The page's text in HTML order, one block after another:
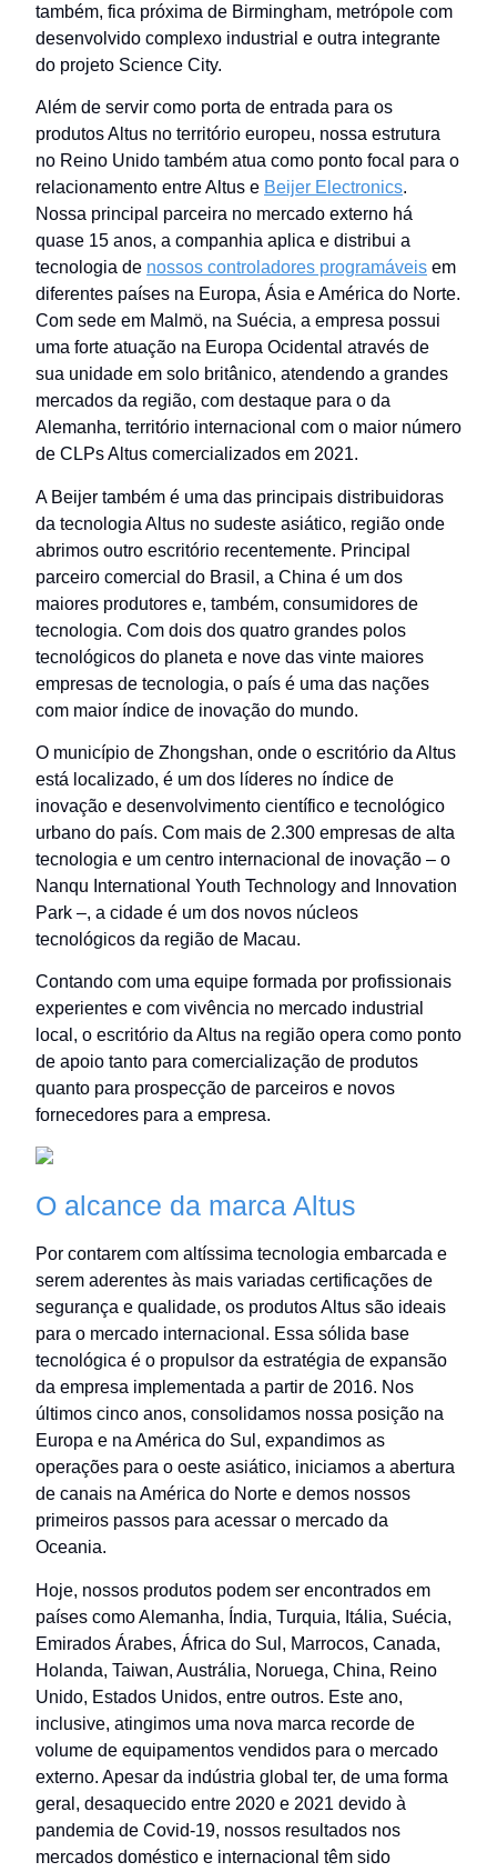
também, fica próxima de Birmingham, metrópole com
desenvolvido complexo industrial e outra integrante
do projeto Science City.
Além de servir como porta de entrada para os
produtos Altus no território europeu, nossa estrutura
no Reino Unido também atua como ponto focal para o
relacionamento entre Altus e Beijer Electronics.
Nossa principal parceira no mercado externo há
quase 15 anos, a companhia aplica e distribui a
tecnologia de nossos controladores programáveis em
diferentes países na Europa, Ásia e América do Norte.
Com sede em Malmö, na Suécia, a empresa possui
uma forte atuação na Europa Ocidental através de
sua unidade em solo britânico, atendendo a grandes
mercados da região, com destaque para o da
Alemanha, território internacional com o maior número
de CLPs Altus comercializados em 2021.
A Beijer também é uma das principais distribuidoras
da tecnologia Altus no sudeste asiático, região onde
abrimos outro escritório recentemente. Principal
parceiro comercial do Brasil, a China é um dos
maiores produtores e, também, consumidores de
tecnologia. Com dois dos quatro grandes polos
tecnológicos do planeta e nove das vinte maiores
empresas de tecnologia, o país é uma das nações
com maior índice de inovação do mundo.
O município de Zhongshan, onde o escritório da Altus
está localizado, é um dos líderes no índice de
inovação e desenvolvimento científico e tecnológico
urbano do país. Com mais de 2.300 empresas de alta
tecnologia e um centro internacional de inovação – o
Nanqu International Youth Technology and Innovation
Park –, a cidade é um dos novos núcleos
tecnológicos da região de Macau.
Contando com uma equipe formada por profissionais
experientes e com vivência no mercado industrial
local, o escritório da Altus na região opera como ponto
de apoio tanto para comercialização de produtos
quanto para prospecção de parceiros e novos
fornecedores para a empresa.
O alcance da marca Altus
Por contarem com altíssima tecnologia embarcada e
serem aderentes às mais variadas certificações de
segurança e qualidade, os produtos Altus são ideais
para o mercado internacional. Essa sólida base
tecnológica é o propulsor da estratégia de expansão
da empresa implementada a partir de 2016. Nos
últimos cinco anos, consolidamos nossa posição na
Europa e na América do Sul, expandimos as
operações para o oeste asiático, iniciamos a abertura
de canais na América do Norte e demos nossos
primeiros passos para acessar o mercado da
Oceania.
Hoje, nossos produtos podem ser encontrados em
países como Alemanha, Índia, Turquia, Itália, Suécia,
Emirados Árabes, África do Sul, Marrocos, Canada,
Holanda, Taiwan, Austrália, Noruega, China, Reino
Unido, Estados Unidos, entre outros. Este ano,
inclusive, atingimos uma nova marca recorde de
volume de equipamentos vendidos para o mercado
externo. Apesar da indústria global ter, de uma forma
geral, desaquecido entre 2020 e 2021 devido à
pandemia de Covid-19, nossos resultados nos
mercados doméstico e internacional têm sido